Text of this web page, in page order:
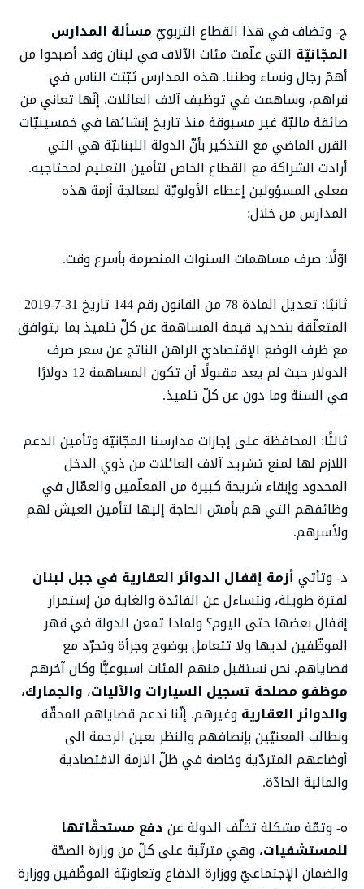
ج- وتضاف في هذا القطاع التربويّمسألة المدارس
المجّانيّة التي علّمت مئات الآلاف في لبنان وقد أصبحوا من
أهمّ رجال ونساء وطننا. هذه المدارس ثبّتت الناس في
قراهم، وساهمت في توظيف آلاف العائلات. إنّها تعاني من
ضائقة ماليّة غير مسبوقة منذ تاريخ إنشائها في خمسينيّات
القرن الماضي مع التذكير بأنّ الدولة اللبنانيّة هي التي
أرادت الشراكة مع القطاع الخاص لتأمين التعليم لمحتاجيه.
فعلى المسؤولين إعطاء الأولويّة لمعالجة أزمة هذه
المدارس من خلال:
اوّلًا: صرف مساهمات السنوات المنصرمة بأسرع وقت.
ثانيًا: تعديل المادة 78 من القانون رقم 144 تاريخ 31-7-2019
المتعلّقة بتحديد قيمة المساهمة عن كلّ تلميذ بما يتوافق
مع ظرف الوضع الإقتصاديّ الراهن الناتج عن سعر صرف
الدولار حيث لم يعد مقبولًا أن تكون المساهمة 12 دولارًا
في السنة وما دون عن كلّ تلميذ.
ثالثًا: المحافظة على إجازات مدارسنا المجّانيّة وتأمين الدعم
اللازم لها لمنع تشريد آلاف العائلات من ذوي الدخل
المحدود وإبقاء شريحة كبيرة من المعلّمين والعمّال في
وظائفهم التي هم بأمسّ الحاجة إليها لتأمين العيش لهم
ولأسرهم.
د- وتأتيأزمة إقفال الدوائر العقارية في جبل لبنان
لفترة طويلة، ونتساءل عن الفائدة والغاية من إستمرار
إقفال بعضها حتى اليوم؟ ولماذا تمعن الدولة في قهر
الموظّفين لديها ولا تتعامل بوضوح وجرأة وتجرّد مع
قضاياهم. نحن نستقبل منهم المئات اسبوعيًّا وكان آخرهم
موظفو مصلحة تسجيل السيارات والآليات، والجمارك،
والدوائر العقاريةوغيرهم. إنّنا ندعم قضاياهم المحقّة
ونطالب المعنيّين بإنصافهم والنظر بعين الرحمة الى
أوضاعهم المتردّية وخاصة في ظلّ الازمة الاقتصادية
والمالية الحادّة.
ه- وثمّة مشكلة تخلّف الدولة عندفع مستحقّاتها
للمستشفيات،وهي مترتّبة على كلّ من وزارة الصحّة
والضمان الإجتماعيّ ووزارة الدفاع وتعاونيّة الموظّفين ووزارة